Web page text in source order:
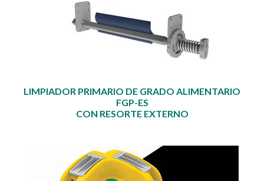
LIMPIADOR PRIMARIO DE GRADO ALIMENTARIO
FGP-ES
CON RESORTE EXTERNO